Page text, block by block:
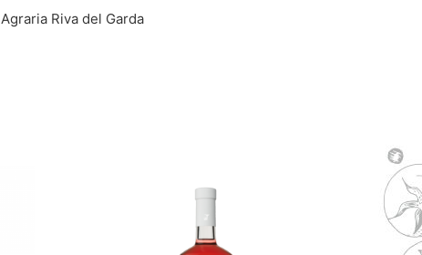
Agraria Riva del Garda